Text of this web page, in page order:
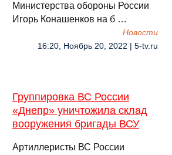
Министерства обороны России
Игорь Конашенков на б …
Новости
16:20, Ноябрь 20, 2022 | 5-tv.ru
Группировка ВС России
«Днепр» уничтожила склад
вооружения бригады ВСУ
Артиллеристы ВС России